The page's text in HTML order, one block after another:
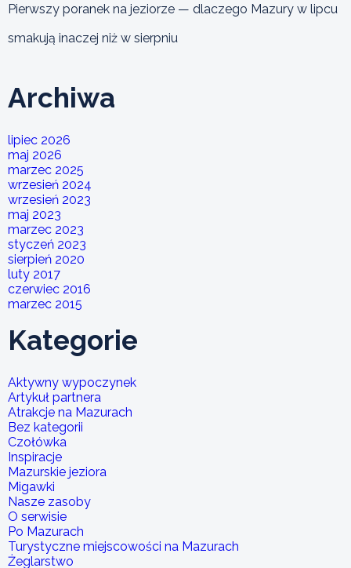
Pierwszy poranek na jeziorze — dlaczego Mazury w lipcu
smakują inaczej niż w sierpniu
Archiwa
lipiec 2026
maj 2026
marzec 2025
wrzesień 2024
wrzesień 2023
maj 2023
marzec 2023
styczeń 2023
sierpień 2020
luty 2017
czerwiec 2016
marzec 2015
Kategorie
Aktywny wypoczynek
Artykuł partnera
Atrakcje na Mazurach
Bez kategorii
Czołówka
Inspiracje
Mazurskie jeziora
Migawki
Nasze zasoby
O serwisie
Po Mazurach
Turystyczne miejscowości na Mazurach
Żeglarstwo